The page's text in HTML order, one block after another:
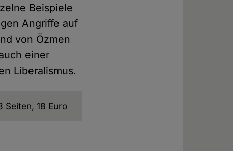
Beispiele
Angriffe auf
von Özmen
einer
Liberalismus.
18 Euro